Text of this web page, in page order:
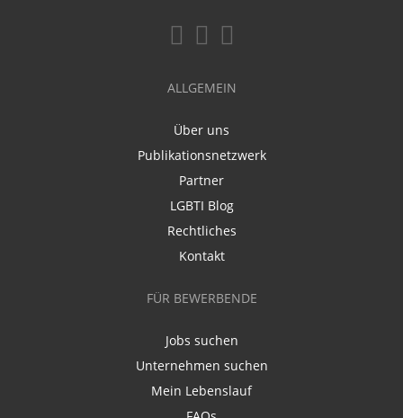
ALLGEMEIN
Über uns
Publikationsnetzwerk
Partner
LGBTI Blog
Rechtliches
Kontakt
FÜR BEWERBENDE
Jobs suchen
Unternehmen suchen
Mein Lebenslauf